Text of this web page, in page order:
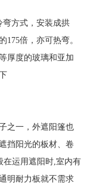
弯方式，安装成拱
倍，亦可热弯。
厚度的玻璃和亚加
之一，外遮阳篷也
挡阳光的板材、卷
在运用遮阳时,室内有
明耐力板就不需求